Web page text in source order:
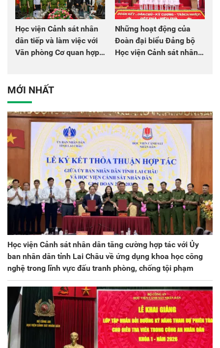
Học viện Cảnh sát nhân
dân tiếp và làm việc với
Văn phòng Cơ quan hợp
Những hoạt động của
Đoàn đại biểu Đảng bộ
Học viện Cảnh sát nhân
MỚI NHẤT
Học viện Cảnh sát nhân dân tăng cường hợp tác với Ủy
ban nhân dân tỉnh Lai Châu về ứng dụng khoa học công
nghệ trong lĩnh vực đấu tranh phòng, chống tội phạm